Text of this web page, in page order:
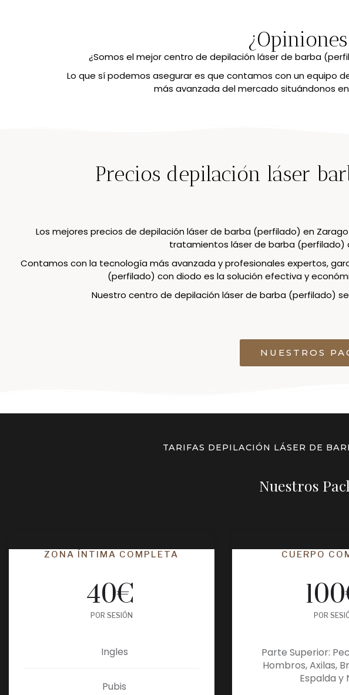
¿Somos el mejor centro de depilación láser de barba
Lo que sí podemos asegurar es que contamos con un equipo
más avanzada del mercado situándonos
Precios depilación láser
Los mejores precios de depilación láser de barba (perfilado) en
tratamientos láser de barba
Contamos con la tecnología más avanzada y profesionales expertos,
(perfilado) con diodo es la solución efectiva y
Nuestro centro de depilación láser de barba (perfilado)
NUESTROS
TARIFAS DEPILACIÓN LÁSER DE
Nuestros
ZONA ÍNTIMA COMPLETA
40€
POR SESIÓN
Ingles
Pubis
CUERPO
100
POR
Parte Superior:
Hombros, Axilas,
Espalda y